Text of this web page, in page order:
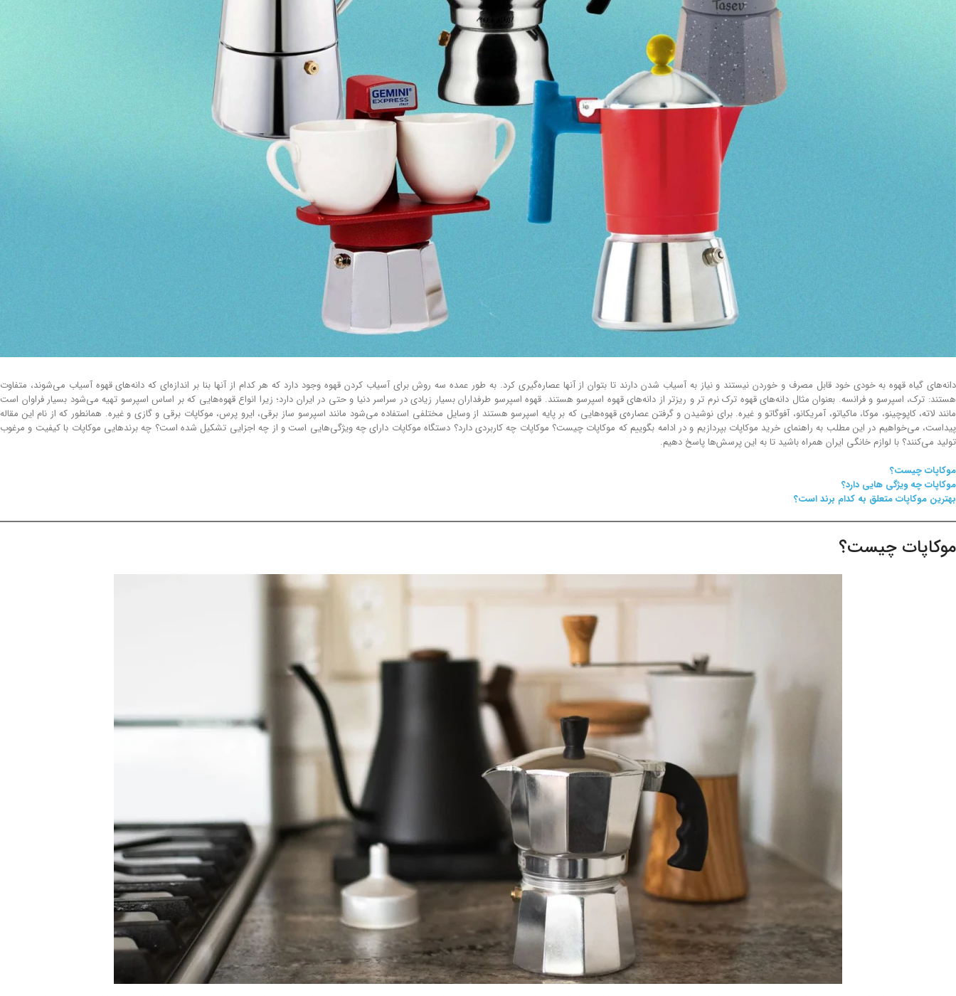
دانه‌های گیاه قهوه به خودی خود قابل مصرف و خوردن نیستند و نیاز به آسیاب شدن دارند تا بتوان از آنها عصاره‌گیری کرد. به طور عمده سه روش برای آسیاب کردن قهوه وجود دارد که هر کدام از آنها بنا بر اندازه‌ای که دانه‌های قهوه آسیاب می‌شوند، متفاوت
هستند: ترک، اسپرسو و فرانسه. بعنوان مثال دانه‌های قهوه ترک نرم تر و ریزتر از دانه‌های قهوه اسپرسو هستند. قهوه اسپرسو طرفداران بسیار زیادی در سراسر دنیا و حتی در ایران دارد؛ زیرا انواع قهوه‌هایی که بر اساس اسپرسو تهیه می‌شود بسیار فراوان است
مانند لاته، کاپوچینو، موکا، ماکیاتو، آمریکانو، آفوگاتو و غیره. برای نوشیدن و گرفتن عصاره‌ی قهوه‌هایی که بر پایه اسپرسو هستند از وسایل مختلفی استفاده می‌شود مانند اسپرسو ساز برقی، ایرو پرس، موکاپات برقی و گازی و غیره. همانطور که از نام این مقاله
پیداست، می‌خواهیم در این مطلب به راهنمای خرید موکاپات بپردازیم و در ادامه بگوییم که موکاپات چیست؟ موکاپات چه کاربردی دارد؟ دستگاه موکاپات دارای چه ویژگی‌هایی است و از چه اجزایی تشکیل شده است؟ چه برندهایی موکاپات با کیفیت و مرغوب
تولید می‌کنند؟ با لوازم خانگی ایران همراه باشید تا به این پرسش‌ها پاسخ دهیم.
موکاپات چیست؟
موکاپات چه ویژگی هایی دارد؟
بهترین موکاپات متعلق به کدام برند است؟
موکاپات چیست؟